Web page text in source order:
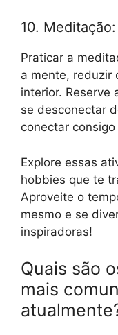
10. Meditação:
Praticar a
a mente, reduzir
interior. Reserve
se desconectar
conectar
Explore essas
hobbies que te
Aproveite o
mesmo e se
inspiradoras!
Quais são
mais